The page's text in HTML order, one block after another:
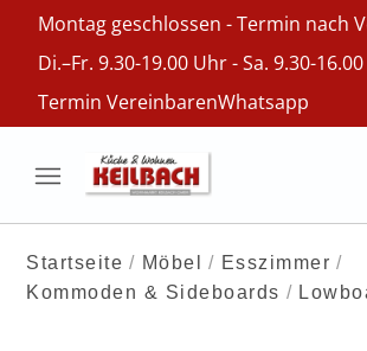
Montag geschlossen - Termin nach
Di.–Fr. 9.30-19.00 Uhr - Sa. 9.30-
Termin VereinbarenWhatsapp
Startseite Möbel
Esszimmer
Kommoden & Sideboards